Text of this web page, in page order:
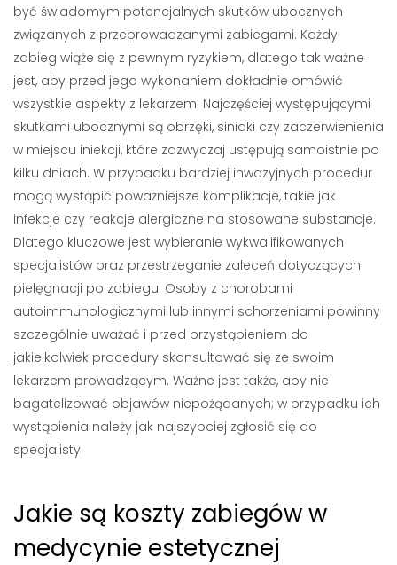
być świadomym potencjalnych skutków ubocznych
związanych z przeprowadzanymi zabiegami. Każdy
zabieg wiąże się z pewnym ryzykiem, dlatego tak ważne
jest, aby przed jego wykonaniem dokładnie omówić
wszystkie aspekty z lekarzem. Najczęściej występującymi
skutkami ubocznymi są obrzęki, siniaki czy zaczerwienienia
w miejscu iniekcji, które zazwyczaj ustępują samoistnie po
kilku dniach. W przypadku bardziej inwazyjnych procedur
mogą wystąpić poważniejsze komplikacje, takie jak
infekcje czy reakcje alergiczne na stosowane substancje.
Dlatego kluczowe jest wybieranie wykwalifikowanych
specjalistów oraz przestrzeganie zaleceń dotyczących
pielęgnacji po zabiegu. Osoby z chorobami
autoimmunologicznymi lub innymi schorzeniami powinny
szczególnie uważać i przed przystąpieniem do
jakiejkolwiek procedury skonsultować się ze swoim
lekarzem prowadzącym. Ważne jest także, aby nie
bagatelizować objawów niepożądanych; w przypadku ich
wystąpienia należy jak najszybciej zgłosić się do
specjalisty.
Jakie są koszty zabiegów w
medycynie estetycznej